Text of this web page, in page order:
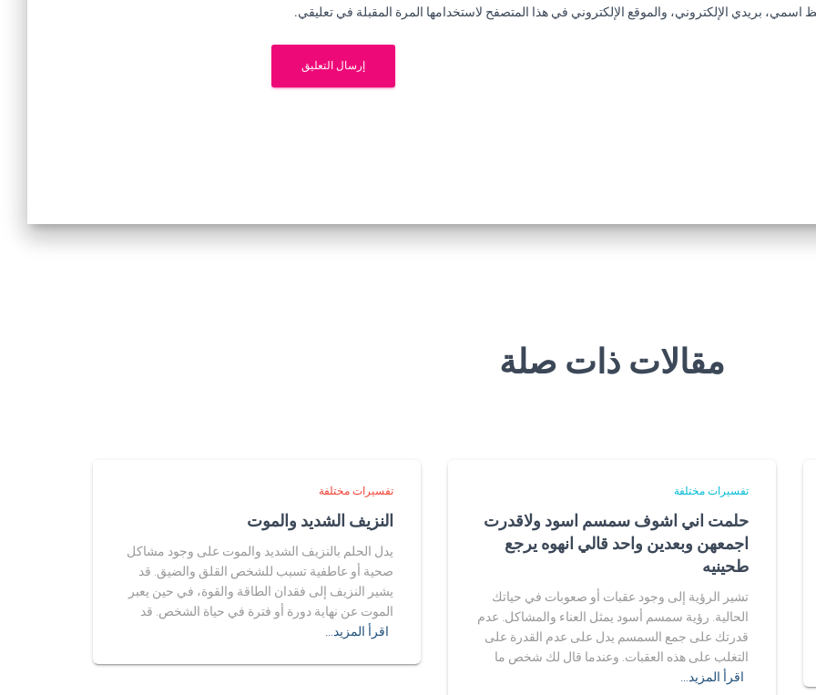
اسمي، بريدي الإلكتروني، والموقع الإلكتروني في هذا المتصفح لاستخدامها المرة المقبلة في تعليقي.
مقالات ذات صلة
تفسيرات مختلفة
حلمت اني اشوف سمسم اسود ولاقدرت
اجمعهن وبعدين واحد قالي انهوه يرجع
طحينيه
تشير الرؤية إلى وجود عقبات أو صعوبات في حياتك
الحالية. رؤية سمسم أسود يمثل العناء والمشاكل. عدم
قدرتك على جمع السمسم يدل على عدم القدرة على
التغلب على هذه العقبات. وعندما قال لك شخص ما
اقرأ المزيد…
تفسيرات مختلفة
النزيف الشديد والموت
يدل الحلم بالنزيف الشديد والموت على وجود مشاكل
صحية أو عاطفية تسبب للشخص القلق والضيق. قد
يشير النزيف إلى فقدان الطاقة والقوة، في حين يعبر
الموت عن نهاية دورة أو فترة في حياة الشخص. قد
اقرأ المزيد…